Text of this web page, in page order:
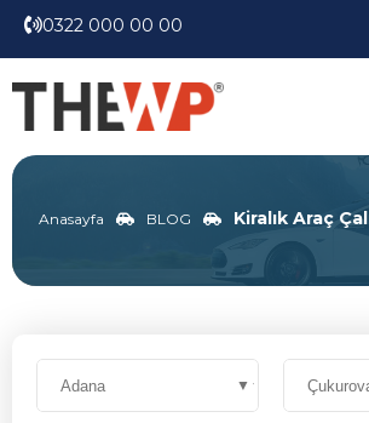
0322 000 00 00
Anasayfa BLOG Kiralık Araç